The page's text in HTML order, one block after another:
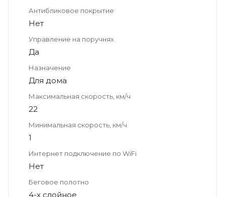
Антибликовое покрытие
Нет
Управление на поручнях
Да
Назначение
Для дома
Максимальная скорость, км/ч
22
Минимальная скорость, км/ч
1
Интернет подключение по WiFi
Нет
Беговое полотно
4-х слойное